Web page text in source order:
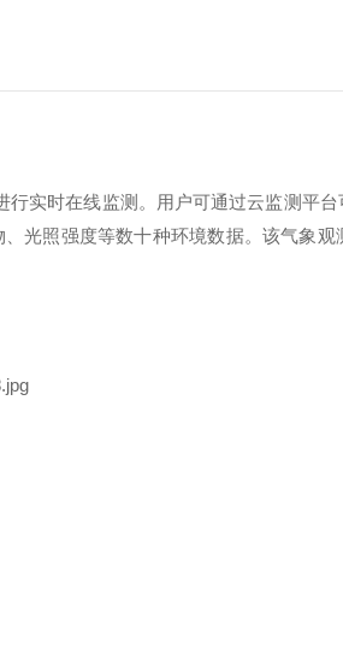
实时在线监测。用户可通过云监测平
光照强度等数十种环境数据。该气象